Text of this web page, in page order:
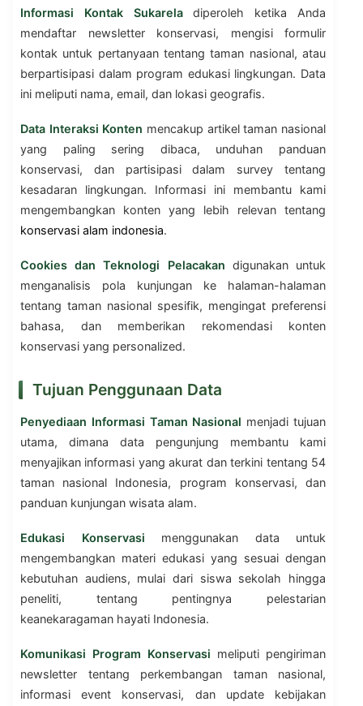
Informasi Kontak Sukareladiperoleh ketika Anda
mendaftar newsletter konservasi, mengisi formulir
kontak untuk pertanyaan tentang taman nasional, atau
berpartisipasi dalam program edukasi lingkungan. Data
ini meliputi nama, email, dan lokasi geografis.
Data Interaksi Konten mencakup artikel taman nasional
yang paling sering dibaca, unduhan panduan
konservasi, dan partisipasi dalam survey tentang
kesadaran lingkungan. Informasi ini membantu kami
mengembangkan konten yang lebih relevan tentang
konservasi alam indonesia.
Cookies dan Teknologi Pelacakan digunakan untuk
menganalisis pola kunjungan ke halaman-halaman
tentang taman nasional spesifik, mengingat preferensi
bahasa, dan memberikan rekomendasi konten
konservasi yang personalized.
Tujuan Penggunaan Data
Penyediaan Informasi Taman Nasional menjadi tujuan
utama, dimana data pengunjung membantu kami
menyajikan informasi yang akurat dan terkini tentang 54
taman nasional Indonesia, program konservasi, dan
panduan kunjungan wisata alam.
Edukasi Konservasi menggunakan data untuk
mengembangkan materi edukasi yang sesuai dengan
kebutuhan audiens, mulai dari siswa sekolah hingga
peneliti, tentang pentingnya pelestarian
keanekaragaman hayati Indonesia.
Komunikasi Program Konservasi meliputi pengiriman
newsletter tentang perkembangan taman nasional,
informasi event konservasi, dan update kebijakan